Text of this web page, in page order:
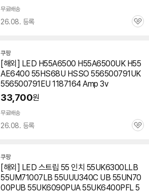
무료배송
26.08. 등록
관
쿠팡
[해외] LED H55A6500 H55A6500UK H55
AE6400 55HS68U HSSO 556500791UK
556500791EU 1187164 Amp 3v
33,700원
무료배송
26.08. 등록
관
쿠팡
[해외] LED 스트립 55 인치 55UK6300LLB
55UM71007LB 55UUU340C UB 55UN70
00PUB 55UK6090PUA 55UK6400PFL 5